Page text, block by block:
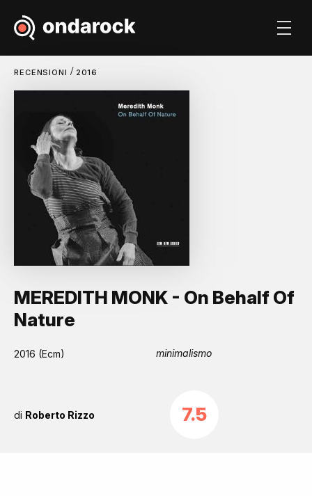
RECENSIONI / 2016
MEREDITH MONK - On Behalf Of
Nature
2016 (Ecm) minimalismo
di Roberto Rizzo 7.5